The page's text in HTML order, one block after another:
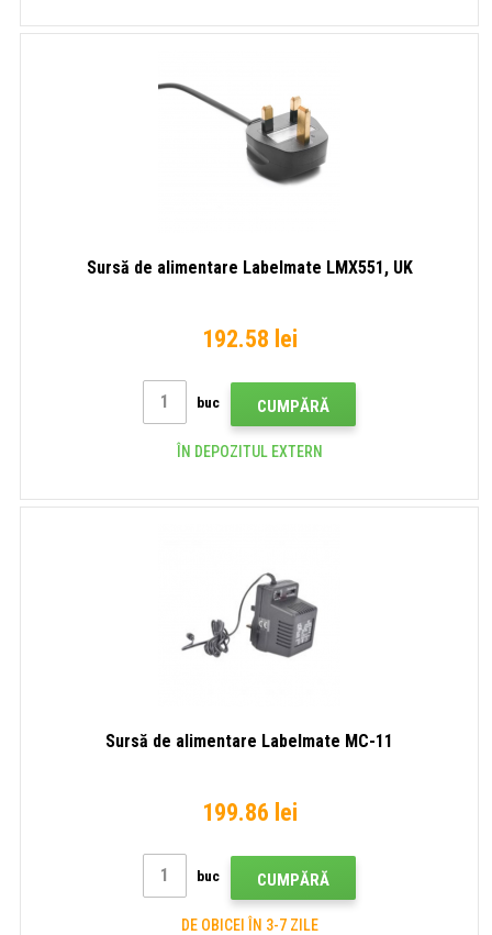
Sursă de alimentare Labelmate LMX551, UK
192.58 lei
buc CUMPĂRĂ
ÎN DEPOZITUL EXTERN
Sursă de alimentare Labelmate MC-11
199.86 lei
buc CUMPĂRĂ
DE OBICEI ÎN 3-7 ZILE